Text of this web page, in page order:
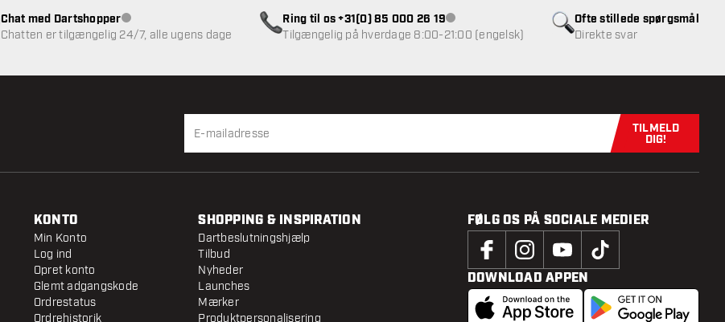
Ofte stillede spørgsmål
Direkte svar
Chat med DartshopperKundeservice ikke tilgængelig
Chatten er tilgængelig 24/7, alle ugens dage
Ring til os +31(0) 85 000 26 19Kundeservice ikke tilgængelig
Tilgængelig på hverdage 8:00-21:00 (engelsk)
Tilmeld dig
TILMELD
DIG!
KONTO
Min Konto
Log ind
Opret konto
Glemt adgangskode
Ordrestatus
Ordrehistorik
SHOPPING & INSPIRATION
Dartbeslutningshjælp
Tilbud
Nyheder
Launches
Mærker
Produktpersonalisering
FØLG OS PÅ SOCIALE MEDIER
DOWNLOAD APPEN